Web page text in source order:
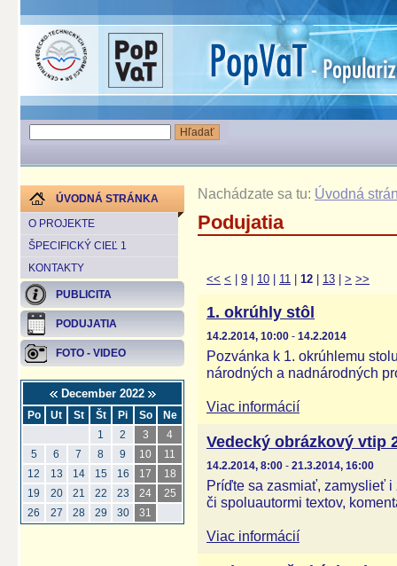
ÚVODNÁ STRÁNKA
O PROJEKTE
ŠPECIFICKÝ CIEĽ 1
KONTAKTY
PUBLICITA
PODUJATIA
FOTO - VIDEO
December 2022
Po Ut St Št Pi So
Ne
1
2 3
4
5
6 7 8 9 10
11
12
13 14 15 16 17
18
19
20 21 22 23 24
25
26
27 28 29 30 31
Nachádzate sa tu: Úvodná
Podujatia
<< < 9 10 11 12 13 > >>
1. okrúhly stôl
14.2.2014, 10:00 - 14.2.2014
Pozvánka k 1. okrúhlemu
národných a nadnárodných
Viac informácií
Vedecký obrázkový vtip
14.2.2014, 8:00 - 21.3.2014, 16:00
Príďte sa zasmiať, zamyslieť
či spoluautormi textov,
Viac informácií